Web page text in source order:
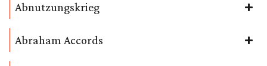
Abnutzungskrieg
Abraham Accords